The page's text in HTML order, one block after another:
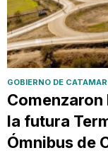
GOBIERNO DE
la futura
Ómnibus de